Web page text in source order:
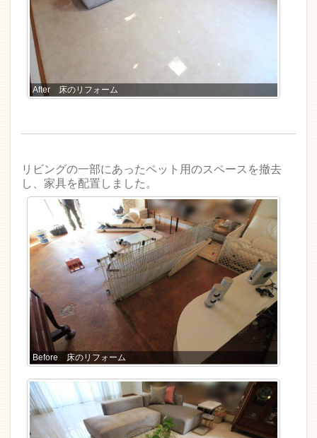
After 床のリフォーム
リビングの一部にあったペット用のスペースを撤去
し、家具を配置しました。
Before 床のリフォーム